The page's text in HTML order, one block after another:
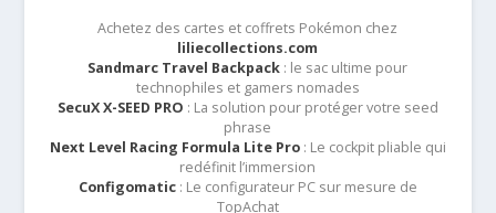
Achetez des cartes et coffrets Pokémon chez
liliecollections.com
Sandmarc Travel Backpack : le sac ultime pour
technophiles et gamers nomades
SecuX X-SEED PRO : La solution pour protéger votre seed
phrase
Next Level Racing Formula Lite Pro: Le cockpit pliable qui
redéfinit l’immersion
Configomatic: Le configurateur PC sur mesure de
TopAchat